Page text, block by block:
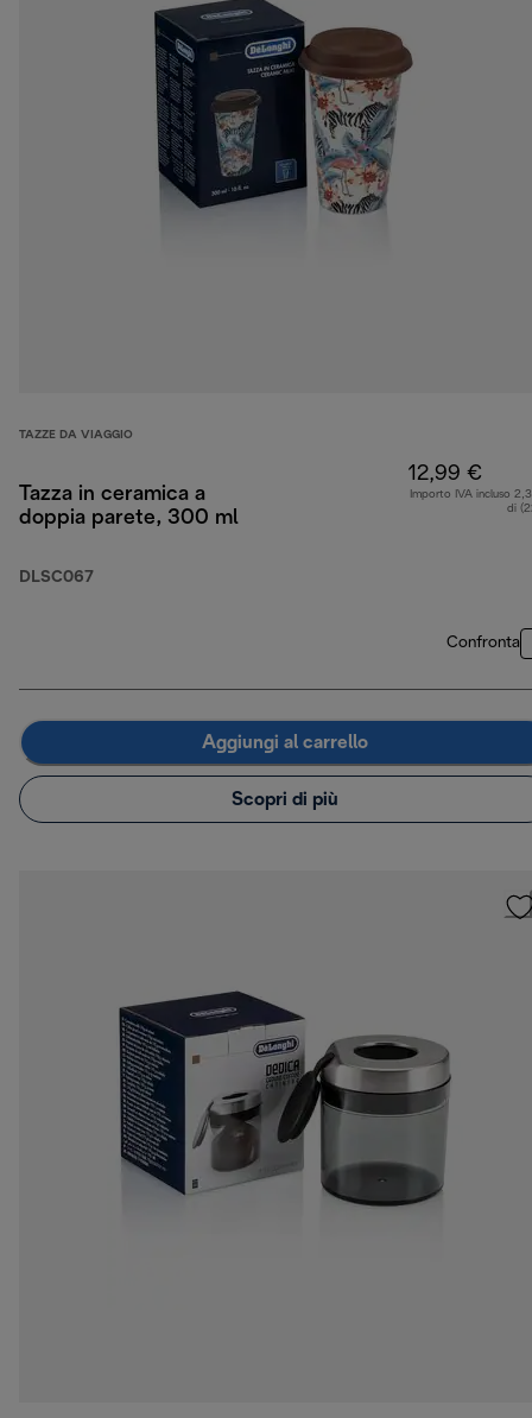
TAZZE DA VIAGGIO
Tazza in ceramica a
doppia parete, 300 ml
DLSC067
12,99 €
Importo IVA incluso
di
Confronta
Aggiungi al carrello
Scopri di più